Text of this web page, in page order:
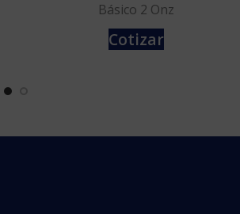
Básico 2 Onz
Cotizar